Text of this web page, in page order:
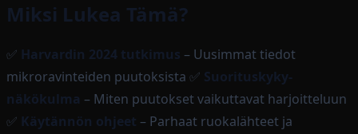
Miksi Lukea Tämä?
✅ Harvardin 2024 tutkimus – Uusimmat tiedot
mikroravinteiden puutoksista ✅ Suorituskyky-
näkökulma – Miten puutokset vaikuttavat harjoitteluun
✅ Käytännön ohjeet – Parhaat ruokalähteet ja